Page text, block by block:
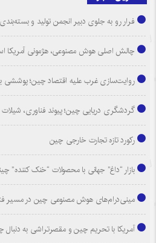
فرار رو به جلوی دبیر انجمن تولید و
چالش اصلی هوش مصنوعی، هژمونی
روایت‌سازی غرب علیه اقتصاد چین؛ پوششی
گردشگری دریایی چین؛ پیوند فناوری، شیلات
رکورد تازه تجارت خارجی چین
بازار “داغ” جهانی با محصولات “خنک کننده”
مینی‌درام‌های هوش مصنوعی چین در مسیر
آمریکا با تحریم چین و مقصرتراشی به